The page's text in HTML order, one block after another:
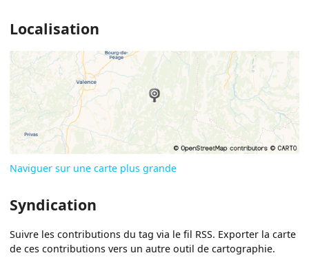
Localisation
Naviguer sur une carte plus grande
Syndication
Suivre les contributions du tag via le fil RSS. Exporter la carte
de ces contributions vers un autre outil de cartographie.